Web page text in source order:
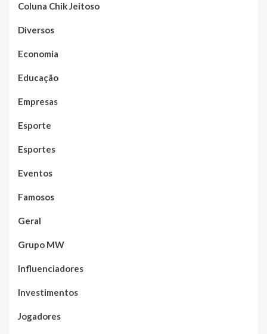
Coluna Chik Jeitoso
Diversos
Economia
Educação
Empresas
Esporte
Esportes
Eventos
Famosos
Geral
Grupo MW
Influenciadores
Investimentos
Jogadores